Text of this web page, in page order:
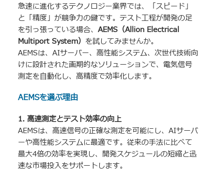
急速に進化するテクノロジー業界では、「スピード」
と「精度」が競争力の鍵です。テスト工程が開発の足
を引っ張っている場合、AEMS （Allion Electrical
Multiport System） を試してみませんか。
AEMSは、AIサーバー、高性能システム、次世代技術向
けに設計された画期的なソリューションで、電気信号
測定を自動化し、高精度で効率化します。
AEMSを選ぶ理由
1. 高速測定とテスト効率の向上
AEMSは、高速信号の正確な測定を可能にし、AIサーバ
ーや高性能システムに最適です。従来の手法に比べて
最大4倍の効率を実現し、開発スケジュールの短縮と迅
速な市場投入をサポートします。